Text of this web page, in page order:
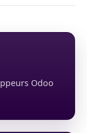
Odoo